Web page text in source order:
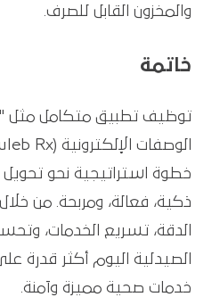
والمخزون القابل للصرف.
خاتمة
توظيف تطبيق متكامل مثل
خطوة استراتيجية نحو
ذكية، فعالة، ومربحة. من خلال
الدقة، تسريع الخدمات،
الصيدلية اليوم أكثر قدرة
خدمات صحية مميزة وآمنة.